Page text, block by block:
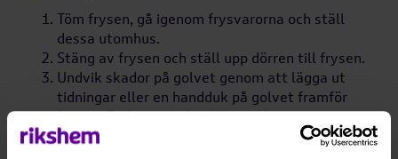
Töm frysen, gå igenom frysvarorna och ställ
dessa utomhus.
Stäng av frysen och ställ upp dörren till frysen.
Undvik skador på golvet genom att lägga ut
tidningar eller en handduk på golvet framför
nedanför som samlar upp smältvattnet.